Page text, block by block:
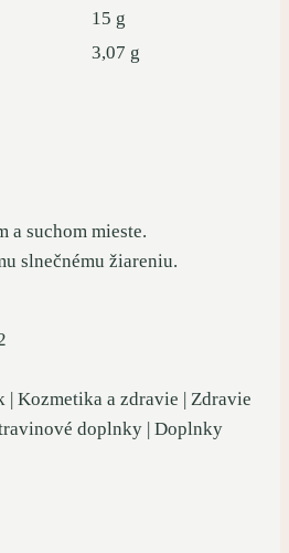
15 g
3,07 g
a suchom mieste.
slnečnému žiareniu.
| Kozmetika a zdravie | Zdravie
doplnky | Doplnky